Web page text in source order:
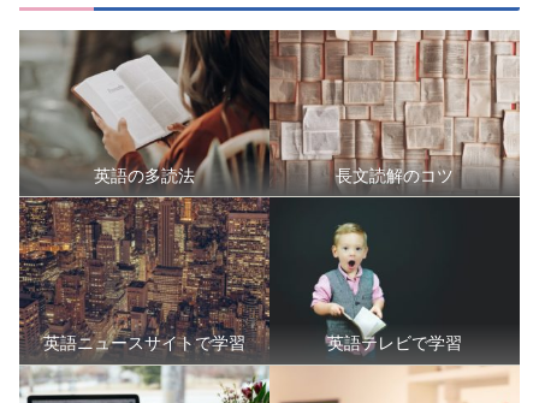
英語の多読法 長文読解のコツ
英語ニュースサイトで学習 英語テレビで学習